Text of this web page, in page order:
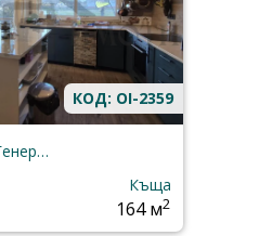
КОД: OI-2359
Варна, област, с.Генерал-Кантарджиево
Къща
164 м2